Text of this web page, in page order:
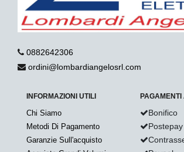
0882642306
ordini@lombardiangelosrl.com
INFORMAZIONI UTILI
Chi Siamo
Metodi Di Pagamento
Garanzie Sull'acquisto
PAGAMENTI
Bonifico
Postepay